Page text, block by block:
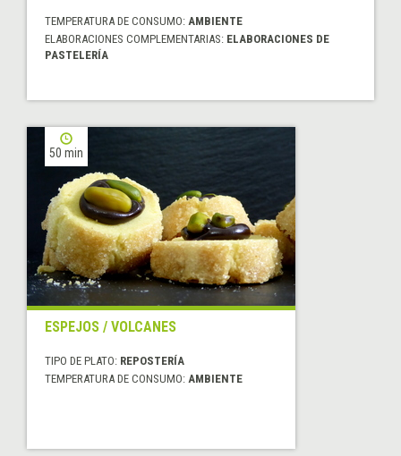
TEMPERATURA DE CONSUMO: AMBIENTE
ELABORACIONES COMPLEMENTARIAS: ELABORACIONES DE
PASTELERÍA
50 min
ESPEJOS / VOLCANES
TIPO DE PLATO: REPOSTERÍA
TEMPERATURA DE CONSUMO: AMBIENTE